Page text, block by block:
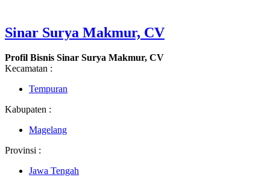
Sinar Surya Makmur, CV
Profil Bisnis Sinar Surya Makmur, CV
Kecamatan :
Tempuran
Kabupaten :
Magelang
Provinsi :
Jawa Tengah